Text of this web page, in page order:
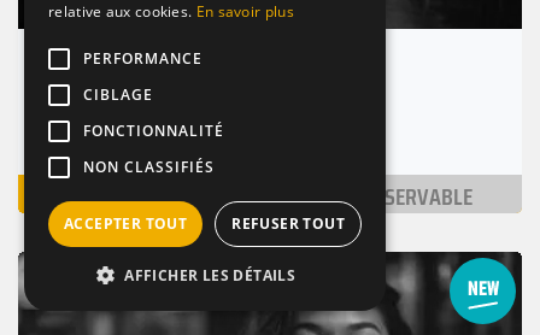
Le Bon Bock
Paris 18 (75018)
Nombre de places : 1-30 pers.
VOIR NON RÉSERVABLE
RESTAURANT DE NUIT DE QUARTIER
relative aux cookies. En savoir plus
PERFORMANCE
CIBLAGE
FONCTIONNALITÉ
NON CLASSIFIÉS
ACCEPTER TOUT REFUSER TOUT
AFFICHER LES DÉTAILS